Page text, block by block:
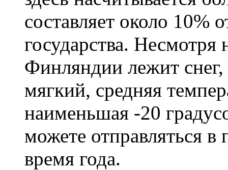
составляет около 10%
государства. Несмотря
Финляндии лежит
мягкий, средняя
наименьшая -20
можете отправляться
время года.